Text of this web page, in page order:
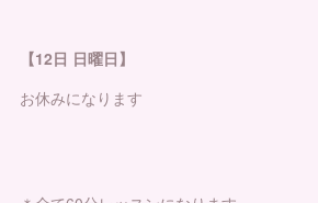
【12日 日曜日】
お休みになります